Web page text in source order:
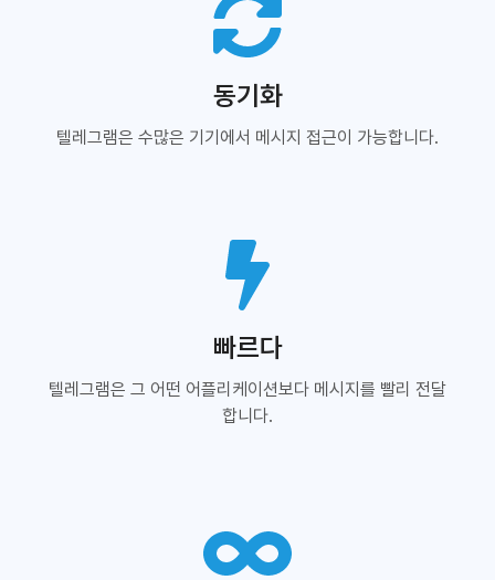
동기화
텔레그램은 수많은 기기에서 메시지 접근이 가능합니다.
빠르다
텔레그램은 그 어떤 어플리케이션보다 메시지를 빨리 전달
합니다.